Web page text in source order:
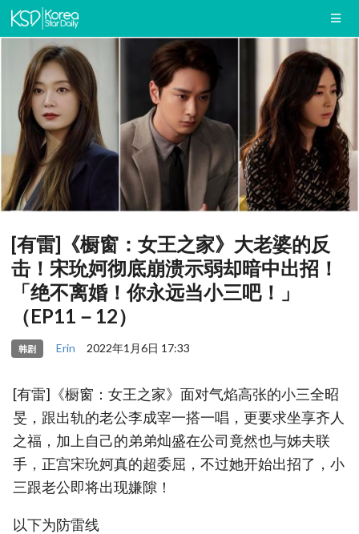
[有雷]《橱窗：女王之家》大老婆的反
击！宋玧妸彻底崩溃示弱却暗中出招！
「绝不离婚！你永远当小三吧！」
（EP11－12）
韩剧 Erin 2022年1月6日 17:33
[有雷]《橱窗：女王之家》面对气焰高张的小三全昭
旻，跟出轨的老公李成宰一搭一唱，更要求坐享齐人
之福，加上自己的弟弟灿盛在公司竟然也与姊夫联
手，正宫宋玧妸真的超委屈，不过她开始出招了，小
三跟老公即将出现嫌隙！
以下为防雷线